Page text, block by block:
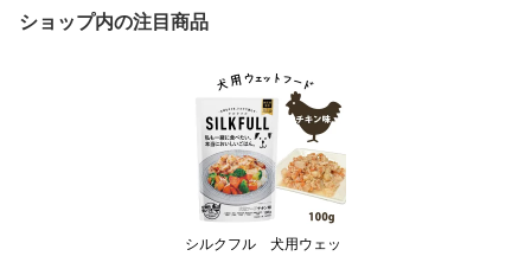
ショップ内の注目商品
シルクフル 犬用ウェッ